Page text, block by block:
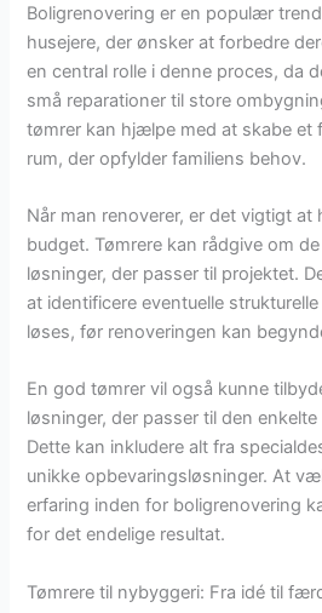
Boligrenovering er en populær
husejere, der ønsker at forbedre
en central rolle i denne proces, da
små reparationer til store
tømrer kan hjælpe med at skabe
rum, der opfylder familiens behov.
Når man renoverer, er det vigtigt at
budget. Tømrere kan rådgive om
løsninger, der passer til projektet.
at identificere eventuelle
løses, før renoveringen kan
En god tømrer vil også kunne
løsninger, der passer til den
Dette kan inkludere alt fra
unikke opbevaringsløsninger. At
erfaring inden for boligrenovering
for det endelige resultat.
Tømrere til nybyggeri: Fra idé til